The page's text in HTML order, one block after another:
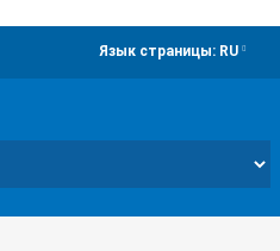
Язык страницы: RU